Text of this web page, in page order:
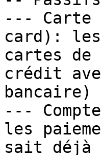
--- Carte
card):
cartes
crédit
bancaire)
---
les
sait déjà